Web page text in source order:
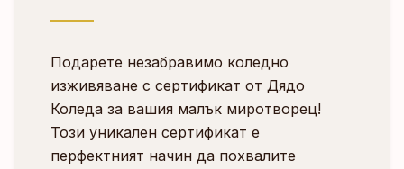
Подарете незабравимо коледно
изживяване с сертификат от Дядо
Коледа за вашия малък миротворец!
Този уникален сертификат е
перфектният начин да похвалите